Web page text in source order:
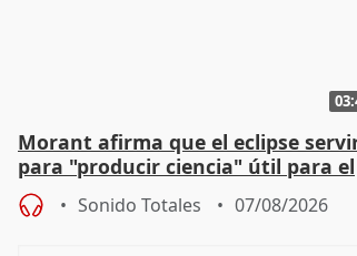
Morant afirma que el eclipse
para "producir ciencia" útil para el
resto del mundo
Sonido Totales 07/08/2026